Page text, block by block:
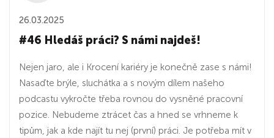
26.03.2025
#46 Hledáš práci? S námi najdeš!
Nejen jaro, ale i Krocení kariéry je konečně zase s námi!
Nasaďte brýle, sluchátka a s novým dílem našeho
podcastu vykročte třeba rovnou do vysněné pracovní
pozice. Nebudeme ztrácet čas a hned se vrhneme k
tipům, jak a kde najít tu nej (první) práci. Je potřeba mít v